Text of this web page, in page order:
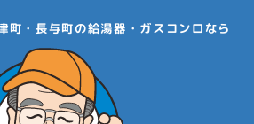
町・長与町の給湯器・ガスコンロなら